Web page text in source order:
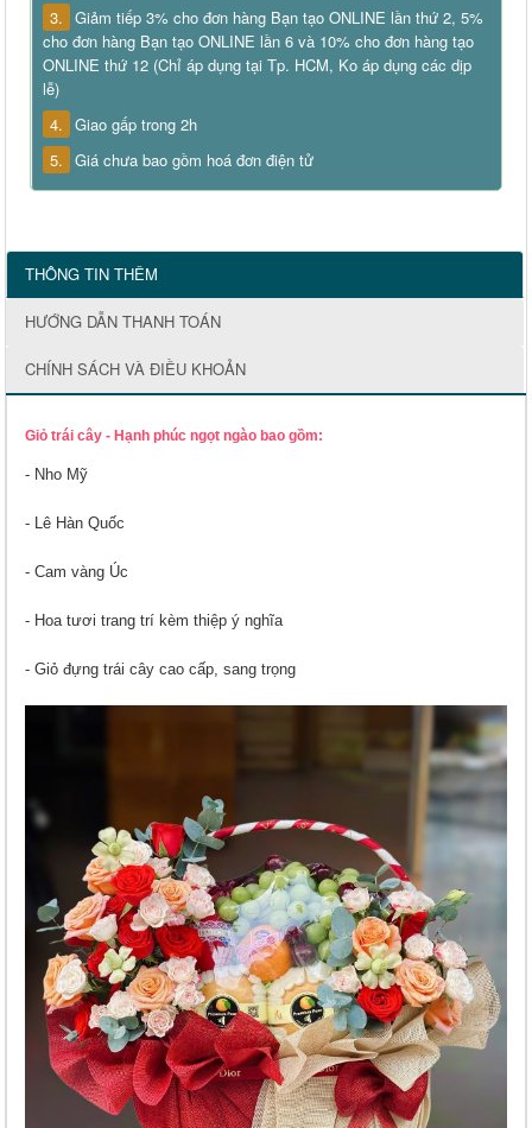
3. Giảm tiếp 3% cho đơn hàng Bạn tạo ONLINE lần thứ 2, 5%
cho đơn hàng Bạn tạo ONLINE lần 6 và 10% cho đơn hàng tạo
ONLINE thứ 12 (Chỉ áp dụng tại Tp. HCM, Ko áp dụng các dịp
lễ)
4. Giao gấp trong 2h
5. Giá chưa bao gồm hoá đơn điện tử
THÔNG TIN THÊM
HƯỚNG DẪN THANH TOÁN
CHÍNH SÁCH VÀ ĐIỀU KHOẢN
Giỏ trái cây - Hạnh phúc ngọt ngào bao gồm:
- Nho Mỹ
- Lê Hàn Quốc
- Cam vàng Úc
- Hoa tươi trang trí kèm thiệp ý nghĩa
- Giỏ đựng trái cây cao cấp, sang trọng